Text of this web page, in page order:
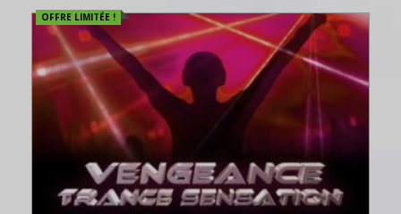
OFFRE LIMITÉE !